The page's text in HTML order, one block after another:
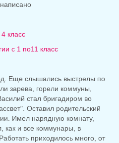
класс
с 1 по11 класс
Еще слышались выстрелы по
зарева, горели коммуны,
стал бригадиром во
Оставил родительский
Имел нарядную комнату,
как и все коммунары, в
приходилось много, от